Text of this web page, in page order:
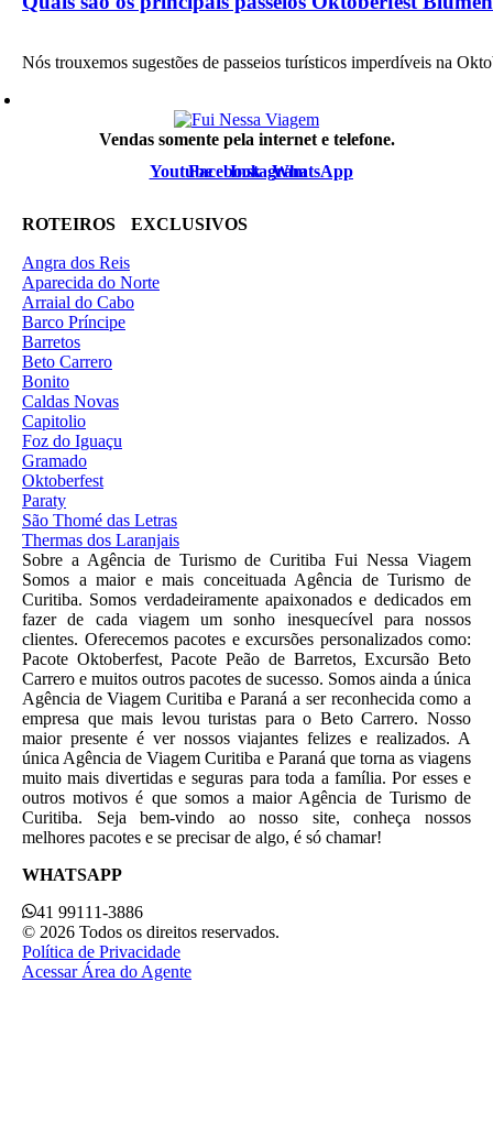
Nós trouxemos sugestões de passeios turísticos imperdíveis na
Vendas somente pela internet e telefone.
YoutubeFacebookInstagramWhatsApp
ROTEIROS EXCLUSIVOS
Angra dos Reis
Aparecida do Norte
Arraial do Cabo
Barco Príncipe
Barretos
Beto Carrero
Bonito
Caldas Novas
Capitolio
Foz do Iguaçu
Gramado
Oktoberfest
Paraty
São Thomé das Letras
Thermas dos Laranjais
Sobre a Agência de Turismo de Curitiba Fui Nessa Viagem
Somos a maior e mais conceituada Agência de Turismo de
Curitiba. Somos verdadeiramente apaixonados e dedicados em
fazer de cada viagem um sonho inesquecível para nossos
clientes. Oferecemos pacotes e excursões personalizados como:
Pacote Oktoberfest, Pacote Peão de Barretos, Excursão Beto
Carrero e muitos outros pacotes de sucesso. Somos ainda a única
Agência de Viagem Curitiba e Paraná a ser reconhecida como a
empresa que mais levou turistas para o Beto Carrero. Nosso
maior presente é ver nossos viajantes felizes e realizados. A
única Agência de Viagem Curitiba e Paraná que torna as viagens
muito mais divertidas e seguras para toda a família. Por esses e
outros motivos é que somos a maior Agência de Turismo de
Curitiba. Seja bem-vindo ao nosso site, conheça nossos
melhores pacotes e se precisar de algo, é só chamar!
WHATSAPP
41 99111-3886
© 2026 Todos os direitos reservados.
Política de Privacidade
Acessar Área do Agente